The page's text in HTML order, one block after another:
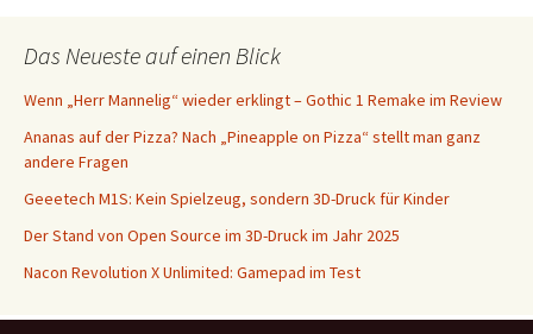
Das Neueste auf einen Blick
Wenn „Herr Mannelig“ wieder erklingt – Gothic 1 Remake im Review
Ananas auf der Pizza? Nach „Pineapple on Pizza“ stellt man ganz
andere Fragen
Geeetech M1S: Kein Spielzeug, sondern 3D-Druck für Kinder
Der Stand von Open Source im 3D-Druck im Jahr 2025
Nacon Revolution X Unlimited: Gamepad im Test